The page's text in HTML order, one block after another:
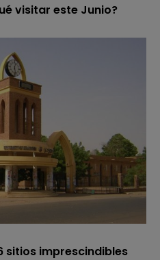
visitar este Junio?
sitios imprescindibles